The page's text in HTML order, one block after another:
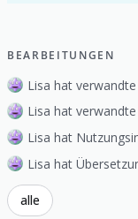
BEARBEITUNGEN
Lisa hat
Lisa hat
Lisa hat
Lisa hat
alle